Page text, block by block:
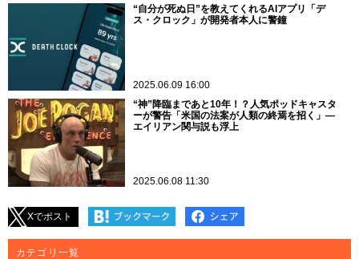
“自分が死ぬ日”を教えてくれるAIアプリ「デ
ス・クロック」が開発者本人に警鐘
2025.06.09 16:00
“神”降臨まであと10年！？人気ポッドキャスタ
ーが警告「米国の法案が人類の終焉を招く」―
エイリアン関与説も浮上
2025.06.08 11:30
Xでポスト
カテゴリ一覧